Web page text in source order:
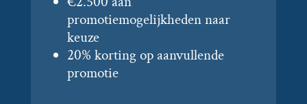
promotiemogelijkheden naar
keuze
20% korting op aanvullende
promotie